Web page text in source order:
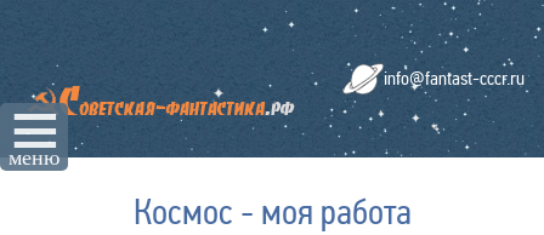
☰
меню
info@fantast-cccr.ru
Космос - моя работа